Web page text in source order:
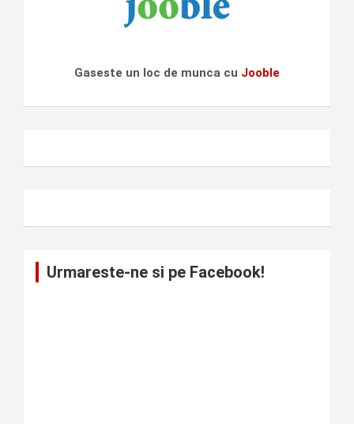
Gaseste un loc de munca cu Jooble
Urmareste-ne si pe Facebook!